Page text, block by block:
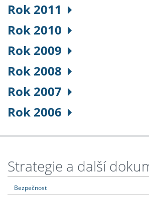
Rok 2011
Rok 2010
Rok 2009
Rok 2008
Rok 2007
Rok 2006
Strategie a další
Bezpečnost